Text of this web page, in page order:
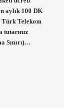
aylık 100 DK
Türk Telekom
tutarınız
Sınırı)…